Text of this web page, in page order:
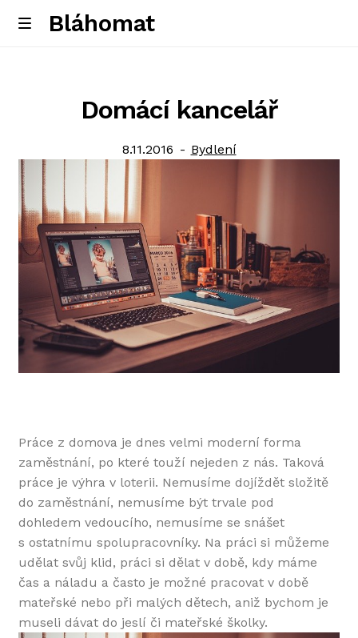
Skip
Skip
M
Bláhomat
Domácí kancelář
Posted
on
8.11.2016 Category:
Bydlení
Práce z domova je dnes velmi moderní forma
zaměstnání, po které touží nejeden z nás. Taková
práce je výhra v loterii. Nemusíme dojíždět složitě
do zaměstnání, nemusíme být trvale pod
dohledem vedoucího, nemusíme se snášet
s ostatnímu spolupracovníky. Na práci si můžeme
udělat svůj klid, práci si dělat v době, kdy máme
čas a náladu a často je možné pracovat v době
mateřské nebo při malých dětech, aniž bychom je
museli dávat do jeslí či mateřské školky.